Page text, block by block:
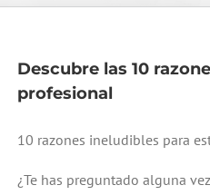
Descubre las 10
profesional
10 razones ineludibles para
¿Te has preguntado alguna